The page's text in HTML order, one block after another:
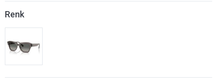
Renk